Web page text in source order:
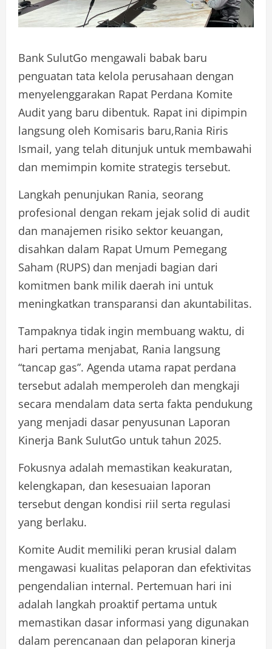
Bank SulutGo mengawali babak baru
penguatan tata kelola perusahaan dengan
menyelenggarakan Rapat Perdana Komite
Audit yang baru dibentuk. Rapat ini dipimpin
langsung oleh Komisaris baru,Rania Riris
Ismail, yang telah ditunjuk untuk membawahi
dan memimpin komite strategis tersebut.
Langkah penunjukan Rania, seorang
profesional dengan rekam jejak solid di audit
dan manajemen risiko sektor keuangan,
disahkan dalam Rapat Umum Pemegang
Saham (RUPS) dan menjadi bagian dari
komitmen bank milik daerah ini untuk
meningkatkan transparansi dan akuntabilitas.
Tampaknya tidak ingin membuang waktu, di
hari pertama menjabat, Rania langsung
“tancap gas”. Agenda utama rapat perdana
tersebut adalah memperoleh dan mengkaji
secara mendalam data serta fakta pendukung
yang menjadi dasar penyusunan Laporan
Kinerja Bank SulutGo untuk tahun 2025.
Fokusnya adalah memastikan keakuratan,
kelengkapan, dan kesesuaian laporan
tersebut dengan kondisi riil serta regulasi
yang berlaku.
Komite Audit memiliki peran krusial dalam
mengawasi kualitas pelaporan dan efektivitas
pengendalian internal. Pertemuan hari ini
adalah langkah proaktif pertama untuk
memastikan dasar informasi yang digunakan
dalam perencanaan dan pelaporan kinerja